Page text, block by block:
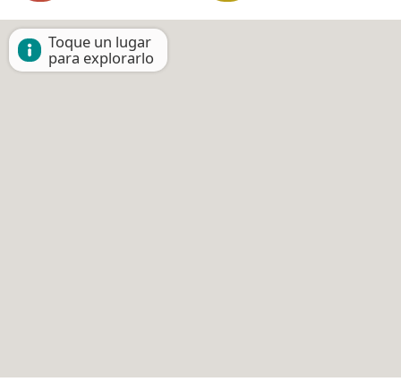
Toque un lugar
para explorarlo